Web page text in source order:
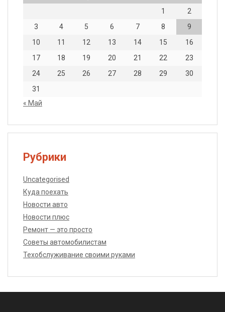
1
2
3
4 5 6 7 8
9
10
11 12 13 14 15
16
17
18 19 20 21 22
23
24
25 26 27 28 29
30
31
« Май
Рубрики
Uncategorised
Куда поехать
Новости авто
Новости плюс
Ремонт — это просто
Советы автомобилистам
Техобслуживание своими руками